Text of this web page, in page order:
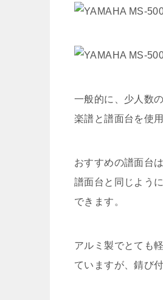
一般的に、少人数
楽譜と譜面台を使
おすすめの譜面台
譜面台と同じよう
できます。
アルミ製でとても
ていますが、錆び